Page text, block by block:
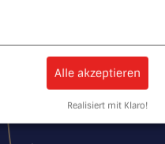
Alle akzeptieren
Realisiert mit Klaro!